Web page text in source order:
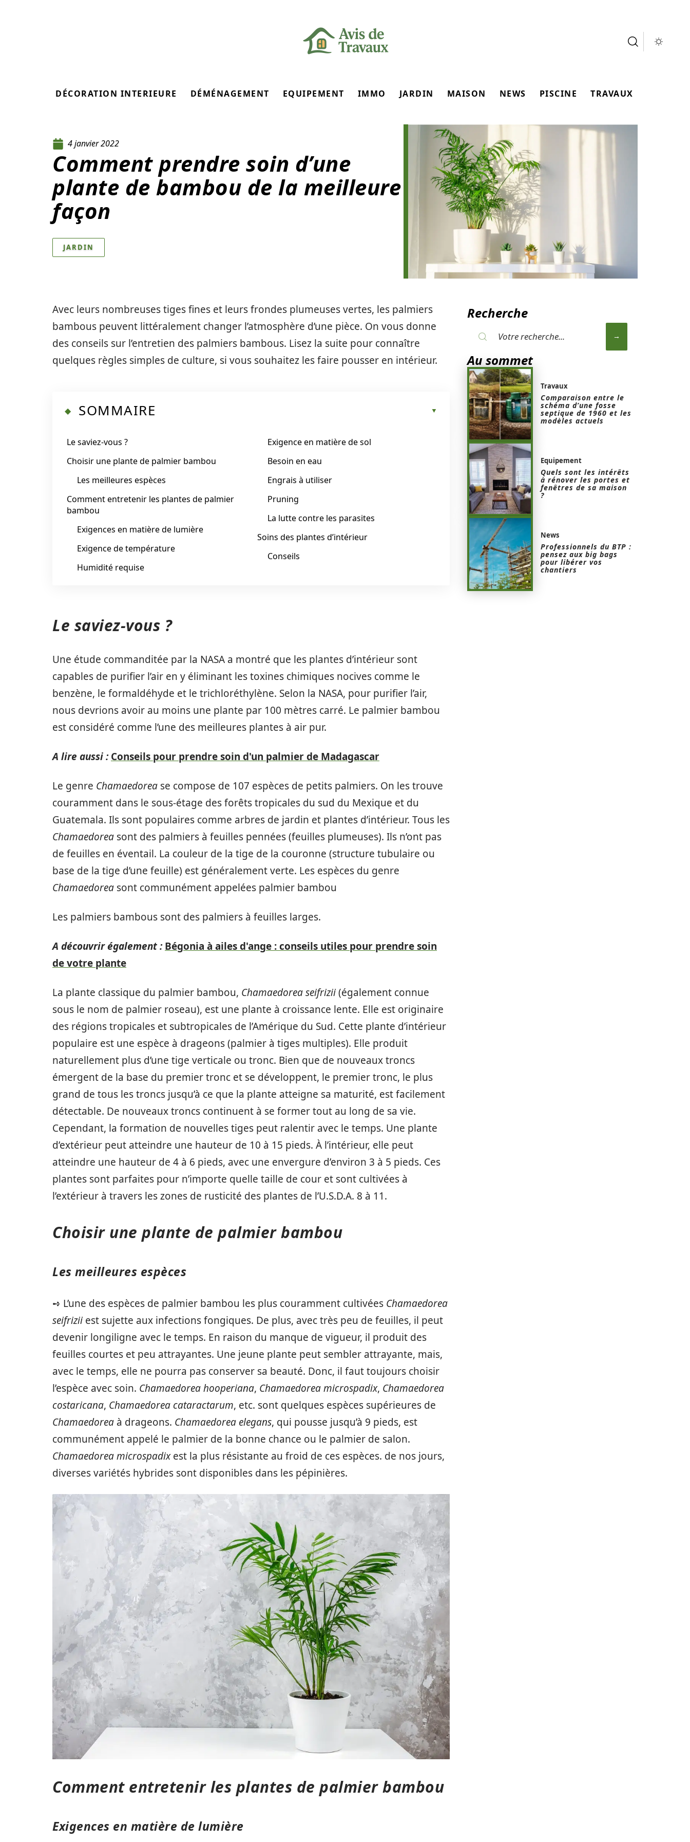
DÉCORATION INTERIEURE DÉMÉNAGEMENT EQUIPEMENT IMMO JARDIN MAISON NEWS PISCINE TRAVAUX
4 janvier 2022
Comment prendre soin d’une
plante de bambou de la meilleure
façon
JARDIN
Avec leurs nombreuses tiges fines et leurs frondes plumeuses vertes, les palmiers
bambous peuvent littéralement changer l’atmosphère d’une pièce. On vous donne
des conseils sur l’entretien des palmiers bambous. Lisez la suite pour connaître
quelques règles simples de culture, si vous souhaitez les faire pousser en intérieur.
SOMMAIRE
Le saviez-vous ?
Choisir une plante de palmier bambou
Les meilleures espèces
Comment entretenir les plantes de palmier
bambou
Exigences en matière de lumière
Exigence de température
Humidité requise
Exigence en matière de sol
Besoin en eau
Engrais à utiliser
Pruning
La lutte contre les parasites
Soins des plantes d’intérieur
Conseils
Le saviez-vous ?
Une étude commanditée par la NASA a montré que les plantes d’intérieur sont
capables de purifier l’air en y éliminant les toxines chimiques nocives comme le
benzène, le formaldéhyde et le trichloréthylène. Selon la NASA, pour purifier l’air,
nous devrions avoir au moins une plante par 100 mètres carré. Le palmier bambou
est considéré comme l’une des meilleures plantes à air pur.
A lire aussi : Conseils pour prendre soin d'un palmier de Madagascar
Le genre Chamaedorea se compose de 107 espèces de petits palmiers. On les trouve
couramment dans le sous-étage des forêts tropicales du sud du Mexique et du
Guatemala. Ils sont populaires comme arbres de jardin et plantes d’intérieur. Tous les
Chamaedorea sont des palmiers à feuilles pennées (feuilles plumeuses). Ils n’ont pas
de feuilles en éventail. La couleur de la tige de la couronne (structure tubulaire ou
base de la tige d’une feuille) est généralement verte. Les espèces du genre
Chamaedorea sont communément appelées palmier bambou
Les palmiers bambous sont des palmiers à feuilles larges.
A découvrir également : Bégonia à ailes d'ange : conseils utiles pour prendre soin
de votre plante
La plante classique du palmier bambou, Chamaedorea seifrizii(également connue
sous le nom de palmier roseau), est une plante à croissance lente. Elle est originaire
des régions tropicales et subtropicales de l’Amérique du Sud. Cette plante d’intérieur
populaire est une espèce à drageons (palmier à tiges multiples). Elle produit
naturellement plus d’une tige verticale ou tronc. Bien que de nouveaux troncs
émergent de la base du premier tronc et se développent, le premier tronc, le plus
grand de tous les troncs jusqu’à ce que la plante atteigne sa maturité, est facilement
détectable. De nouveaux troncs continuent à se former tout au long de sa vie.
Cependant, la formation de nouvelles tiges peut ralentir avec le temps. Une plante
d’extérieur peut atteindre une hauteur de 10 à 15 pieds. À l’intérieur, elle peut
atteindre une hauteur de 4 à 6 pieds, avec une envergure d’environ 3 à 5 pieds. Ces
plantes sont parfaites pour n’importe quelle taille de cour et sont cultivées à
l’extérieur à travers les zones de rusticité des plantes de l’U.S.D.A. 8 à 11.
Choisir une plante de palmier bambou
Les meilleures espèces
➺ L’une des espèces de palmier bambou les plus couramment cultivées Chamaedorea
seifrizii est sujette aux infections fongiques. De plus, avec très peu de feuilles, il peut
devenir longiligne avec le temps. En raison du manque de vigueur, il produit des
feuilles courtes et peu attrayantes. Une jeune plante peut sembler attrayante, mais,
avec le temps, elle ne pourra pas conserver sa beauté. Donc, il faut toujours choisir
l’espèce avec soin. Chamaedorea hooperiana, Chamaedorea microspadix, Chamaedorea
costaricana, Chamaedorea cataractarum, etc. sont quelques espèces supérieures de
Chamaedorea à drageons. Chamaedorea elegans, qui pousse jusqu’à 9 pieds, est
communément appelé le palmier de la bonne chance ou le palmier de salon.
Chamaedorea microspadixest la plus résistante au froid de ces espèces. de nos jours,
diverses variétés hybrides sont disponibles dans les pépinières.
Comment entretenir les plantes de palmier bambou
Exigences en matière de lumière
Recherche
Au sommet
Travaux
Comparaison entre le
schéma d’une fosse
septique de 1960 et les
modèles actuels
Equipement
Quels sont les intérêts
à rénover les portes et
fenêtres de sa maison
?
News
Professionnels du BTP :
pensez aux big bags
pour libérer vos
chantiers